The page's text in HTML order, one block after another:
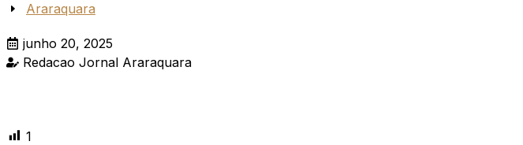
Araraquara
junho 20, 2025
Redacao Jornal Araraquara
1